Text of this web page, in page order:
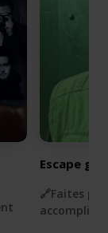
Escape
🔗Faites
accomplir